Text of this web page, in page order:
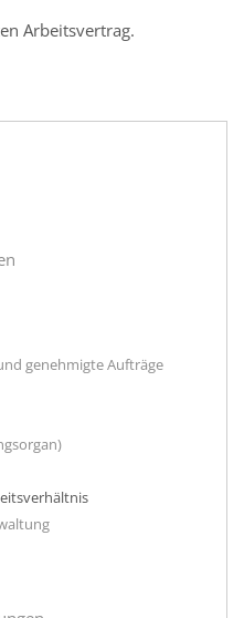
Arbeitsvertrag.
genehmigte Aufträge